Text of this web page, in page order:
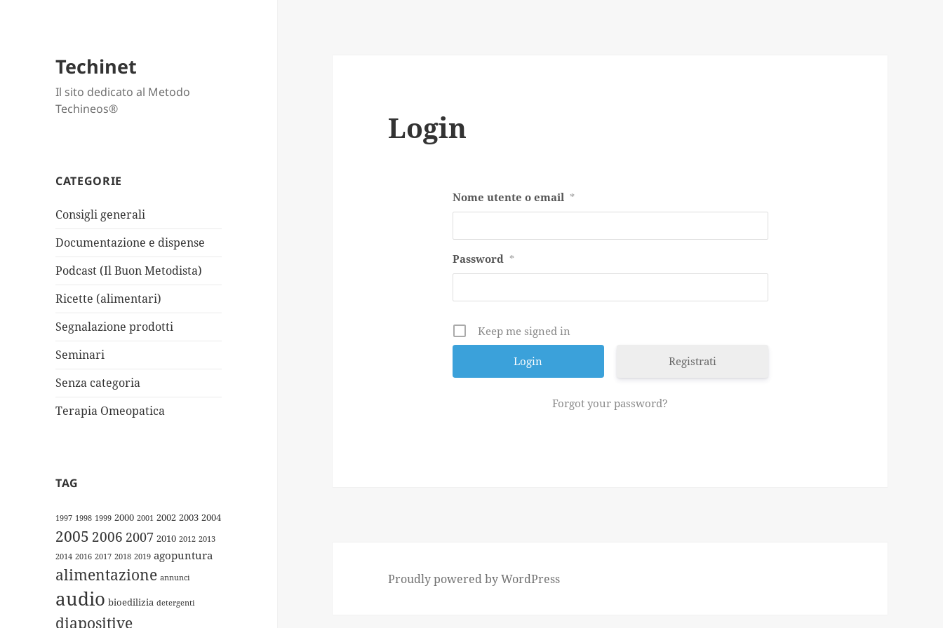
Techinet
Il sito dedicato al Metodo
Techineos®
CATEGORIE
Consigli generali
Documentazione e dispense
Podcast (Il Buon Metodista)
Ricette (alimentari)
Segnalazione prodotti
Seminari
Senza categoria
Terapia Omeopatica
TAG
1997 1998 1999 2000 2001 2002 2003 2004
2005 2006 2007 2010 2012 2013
2014 2016 2017 2018 2019 agopuntura
alimentazione annunci
audio bioedilizia detergenti
diapositive
Login
Nome utente o email *
Password *
Keep me signed in
Registrati
Forgot your password?
Proudly powered by WordPress